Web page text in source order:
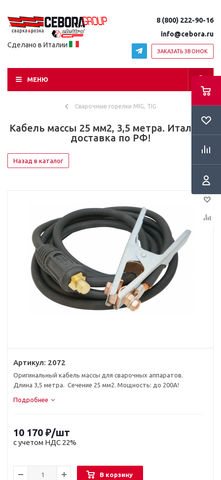
Сделано в Италии
8 (800) 222-90-16
info@cebora.ru
ЗАКАЗАТЬ ЗВОНОК
МЕНЮ
Сварочные горелки MIG, TIG
Кабель массы 25 мм2, 3,5 метра. Италия! -
доставка по РФ!
Назад в каталог
Артикул: 2072
Оригинальный кабель массы для сварочных аппаратов.
Длина 3,5 метра. Сечение 25 мм2. Мощность: до 200А!
Подробнее
10 170 ₽/шт
с учетом НДС 22%
В корзину